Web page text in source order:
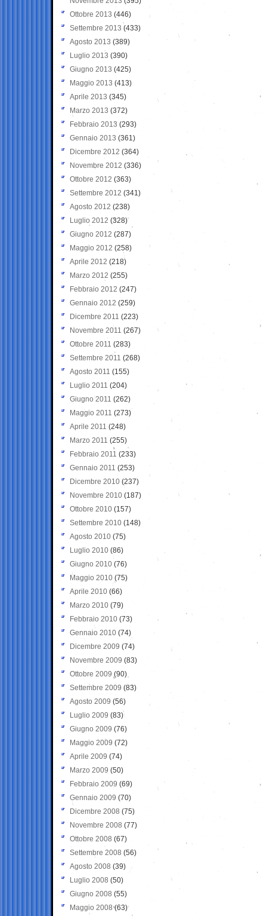
Ottobre 2013 (446)
Settembre 2013 (433)
Agosto 2013 (389)
Luglio 2013 (390)
Giugno 2013 (425)
Maggio 2013 (413)
Aprile 2013 (345)
Marzo 2013 (372)
Febbraio 2013 (293)
Gennaio 2013 (361)
Dicembre 2012 (364)
Novembre 2012 (336)
Ottobre 2012 (363)
Settembre 2012 (341)
Agosto 2012 (238)
Luglio 2012 (328)
Giugno 2012 (287)
Maggio 2012 (258)
Aprile 2012 (218)
Marzo 2012 (255)
Febbraio 2012 (247)
Gennaio 2012 (259)
Dicembre 2011 (223)
Novembre 2011 (267)
Ottobre 2011 (283)
Settembre 2011 (268)
Agosto 2011 (155)
Luglio 2011 (204)
Giugno 2011 (262)
Maggio 2011 (273)
Aprile 2011 (248)
Marzo 2011 (255)
Febbraio 2011 (233)
Gennaio 2011 (253)
Dicembre 2010 (237)
Novembre 2010 (187)
Ottobre 2010 (157)
Settembre 2010 (148)
Agosto 2010 (75)
Luglio 2010 (86)
Giugno 2010 (76)
Maggio 2010 (75)
Aprile 2010 (66)
Marzo 2010 (79)
Febbraio 2010 (73)
Gennaio 2010 (74)
Dicembre 2009 (74)
Novembre 2009 (83)
Ottobre 2009 (90)
Settembre 2009 (83)
Agosto 2009 (56)
Luglio 2009 (83)
Giugno 2009 (76)
Maggio 2009 (72)
Aprile 2009 (74)
Marzo 2009 (50)
Febbraio 2009 (69)
Gennaio 2009 (70)
Dicembre 2008 (75)
Novembre 2008 (77)
Ottobre 2008 (67)
Settembre 2008 (56)
Agosto 2008 (39)
Luglio 2008 (50)
Giugno 2008 (55)
Maggio 2008(63)